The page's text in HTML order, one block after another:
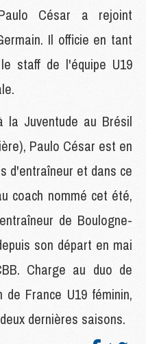
César a rejoint
Il officie en tant
staff de l'équipe U19
Juventude au Brésil
Paulo César est en
d'entraîneur et dans ce
coach nommé cet été,
de Boulogne-
son départ en mai
Charge au duo de
France U19 féminin,
dernières saisons.